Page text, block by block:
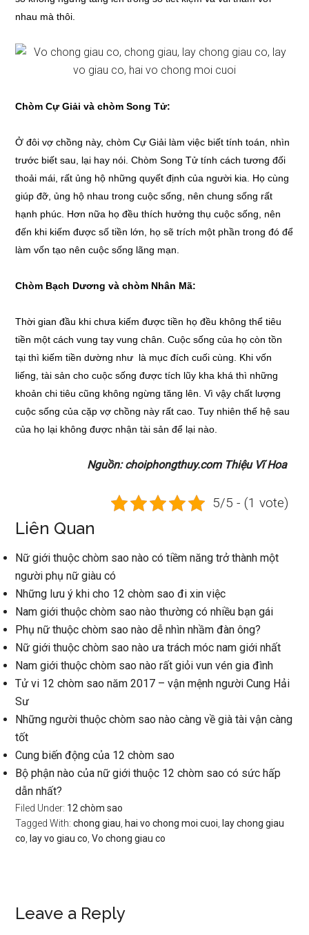
nhau mà thôi.
Chòm Cự Giải và chòm Song Tử:
Ở đôi vợ chồng này, chòm Cự Giải làm việc biết tính toán, nhìn
trước biết sau, lại hay nói. Chòm Song Tử tính cách tương đối
thoải mái, rất ủng hộ những quyết định của người kia. Họ cùng
giúp đỡ, ủng hộ nhau trong cuộc sống, nên chung sống rất
hạnh phúc. Hơn nữa họ đều thích hưởng thụ cuộc sống, nên
đến khi kiếm được số tiền lớn, họ sẽ trích một phần trong đó để
làm vốn tạo nên cuộc sống lãng mạn.
Chòm Bạch Dương và chòm Nhân Mã:
Thời gian đầu khi chưa kiếm được tiền họ đều không thể tiêu
tiền một cách vung tay vung chân. Cuộc sống của họ còn tồn
tại thì kiếm tiền dường như là mục đích cuối cùng. Khi vốn
liếng, tài sản cho cuộc sống được tích lũy kha khá thì những
khoản chi tiêu cũng không ngừng tăng lên. Vì vậy chất lượng
cuộc sống của cặp vợ chồng này rất cao. Tuy nhiên thế hệ sau
của họ lại không được nhận tài sản để lại nào.
Nguồn: choiphongthuy.com Thiệu Vĩ Hoa
5/5 - (1 vote)
Liên Quan
Nữ giới thuộc chòm sao nào có tiềm năng trở thành một
người phụ nữ giàu có
Những lưu ý khi cho 12 chòm sao đi xin việc
Nam giới thuộc chòm sao nào thường có nhiều bạn gái
Phụ nữ thuộc chòm sao nào dễ nhìn nhầm đàn ông?
Nữ giới thuộc chòm sao nào ưa trách móc nam giới nhất
Nam giới thuộc chòm sao nào rất giỏi vun vén gia đình
Tử vi 12 chòm sao năm 2017 – vận mệnh người Cung Hải
Sư
Những người thuộc chòm sao nào càng về già tài vận càng
tốt
Cung biến động của 12 chòm sao
Bộ phận nào của nữ giới thuộc 12 chòm sao có sức hấp
dẫn nhất?
Filed Under: 12 chòm sao
Tagged With:chong giau hai vo chong moi cuoi
lay chong giau
co
lay vo giau co ,Vo chong giau co
Reader
Leave a Reply